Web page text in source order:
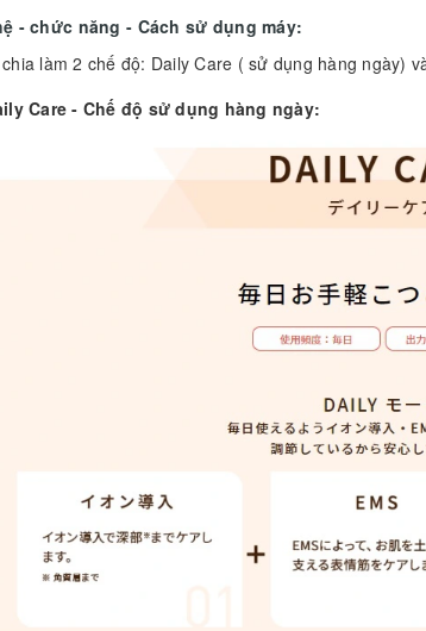
- chức năng - Cách sử dụng máy:
làm 2 chế độ: Daily Care ( sử dụng hàng ngày)
Care - Chế độ sử dụng hàng ngày: